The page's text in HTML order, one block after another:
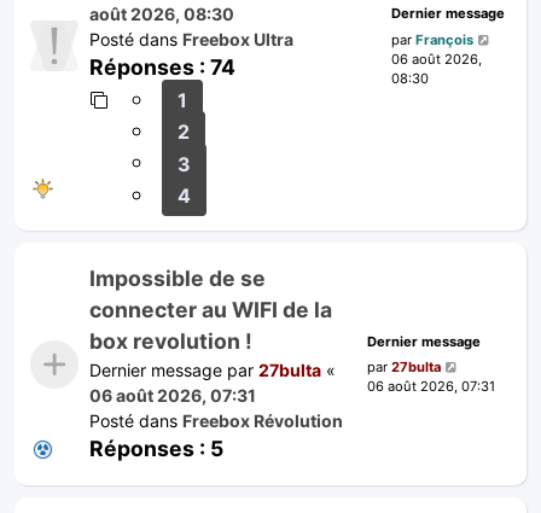
août 2026, 08:30
Posté dans Freebox Ultra
Réponses : 74
1
2
3
4
Dernier message
par François
06 août 2026,
08:30
Impossible de se
connecter au WIFI de la
box revolution !
Dernier message par 27bulta «
06 août 2026, 07:31
Posté dans Freebox Révolution
Réponses : 5
Dernier message
par27bulta
06 août 2026, 07:31